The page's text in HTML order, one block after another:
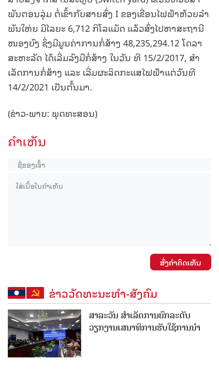
ພັນຕອນລຸ່ມ ຕໍ່ເຂົ້າກັບສາຍສົ່ງ I ຂອງເຂື່ອນໄຟຟ້າຫ້ວຍລຳ
ພັນໃຫ່ຍ ມີໄລຍະ 6,712 ກິໂລແມັດ ແລ້ວສົ່ງໄປຫາສະຖານີ
ໜອງບົງ ຊຶ່ງມີມູນຄ່າການກໍ່ສ້າງ 48,235,294.12 ໂດລາ
ສະຫະລັດ ໄດ້ເລີ່ມລົງມືກໍ່ສ້າງ ໃນວັນ ທີ 15/2/2017, ສໍາ
ເລັດການກໍ່ສ້າງ ແລະ ເລີ່ມຜະລິດກະແສໄຟຟ້າແຕ່ວັນທີ
14/2/2021 ເປັນຕົ້ນມາ.
(ຂ່າວ-ພາບ: ພຸດທະສອນ)
ຄໍາເຫັນ
ສົ່ງຄໍາຄິດເຫັນ
ຂ່າວວັດທະນະທຳ-ສັງຄົມ
ສາລະວັນ ສໍາເລັດການຍົກລະດັບ
ວຽກງານເສນາທິການຮັບໃຊ້ການນໍາ